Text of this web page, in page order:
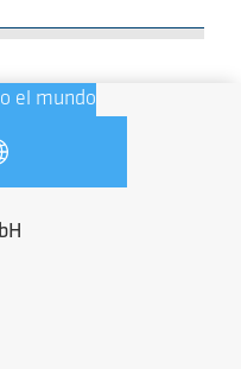
el mundo